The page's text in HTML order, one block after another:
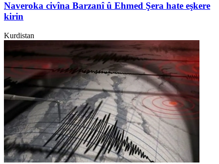
Naveroka civîna Barzanî û Ehmed Şera hate eşkere
kirin
Kurdistan